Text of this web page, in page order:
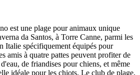
est une plage pour animaux unique
da Santos, à Torre Canne, parmi les
Italie spécifiquement équipés pour
amis à quatre pattes peuvent profiter de
de friandises pour chiens, et même
idéale pour les chiots. Le club de plage,